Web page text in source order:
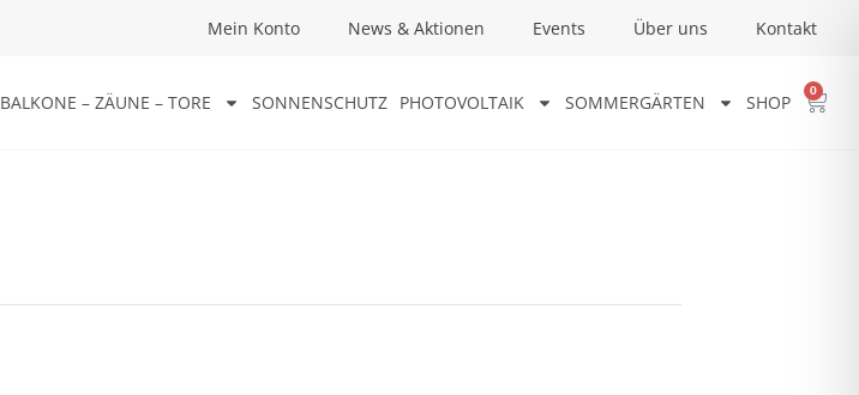
Mein Konto News & Aktionen Events Über uns Kontakt
BALKONE – ZÄUNE – TORE SONNENSCHUTZ PHOTOVOLTAIK SOMMERGÄRTEN SHOP
0